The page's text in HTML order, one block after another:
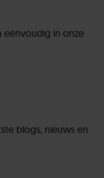
eenvoudig in onze
blogs, nieuws en